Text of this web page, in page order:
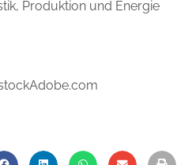
Produktion und Energie